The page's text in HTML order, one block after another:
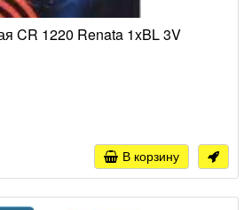
CR 1220 Renata 1xBL 3V
В корзину